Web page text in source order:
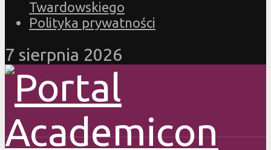
Twardowskiego
Polityka prywatności
7 sierpnia 2026